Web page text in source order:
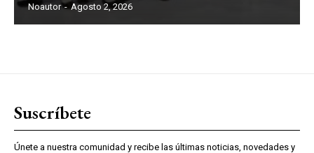
Noautor - Agosto 2, 2026
Suscríbete
Únete a nuestra comunidad y recibe las últimas noticias, novedades y